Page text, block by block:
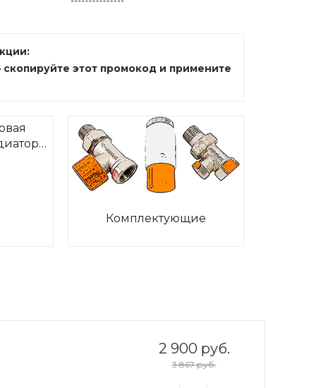
скопируйте этот промокод и примените
Комплектующие
2 900 руб.
3 867 руб.